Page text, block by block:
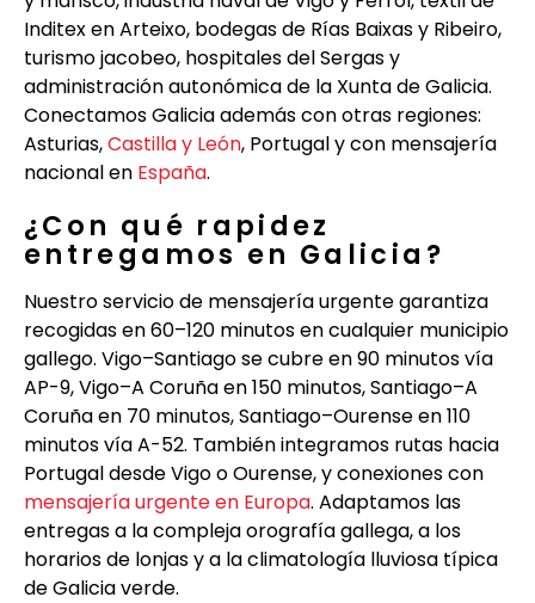
Inditex en Arteixo, bodegas de Rías Baixas y Ribeiro,
turismo jacobeo, hospitales del Sergas y
administración autonómica de la Xunta de Galicia.
Conectamos Galicia además con otras regiones:
Asturias,Castilla y León, Portugal y con mensajería
nacional en España.
¿Con qué rapidez
entregamos en Galicia?
Nuestro servicio de mensajería urgente garantiza
recogidas en 60–120 minutos en cualquier municipio
gallego. Vigo–Santiago se cubre en 90 minutos vía
AP-9, Vigo–A Coruña en 150 minutos, Santiago–A
Coruña en 70 minutos, Santiago–Ourense en 110
minutos vía A-52. También integramos rutas hacia
Portugal desde Vigo o Ourense, y conexiones con
mensajería urgente en Europa. Adaptamos las
entregas a la compleja orografía gallega, a los
horarios de lonjas y a la climatología lluviosa típica
de Galicia verde.